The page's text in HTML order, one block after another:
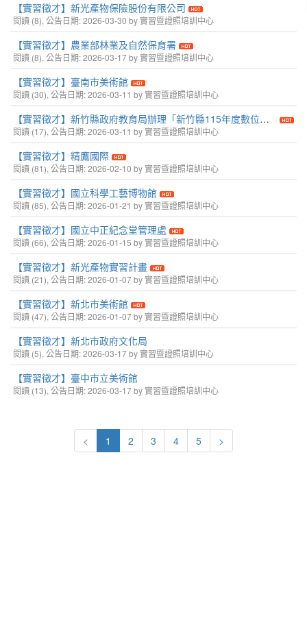
【實習徵才】新光產物保險股份有限公司
閱讀 (8), 公告日期: 2026-03-30 by 實習暨證照培訓中心
【實習徵才】農業部林業及自然保育署
閱讀 (8), 公告日期: 2026-03-17 by 實習暨證照培訓中心
【實習徵才】臺南市美術館
閱讀 (30), 公告日期: 2026-03-11 by 實習暨證照培訓中心
【實習徵才】新竹縣政府教育局辦理「新竹縣115年度數位創新青年培育就業計畫」
閱讀 (17), 公告日期: 2026-03-11 by 實習暨證照培訓中心
【實習徵才】精鷹國際
閱讀 (81), 公告日期: 2026-02-10 by 實習暨證照培訓中心
【實習徵才】國立科學工藝博物館
閱讀 (85), 公告日期: 2026-01-21 by 實習暨證照培訓中心
【實習徵才】國立中正紀念堂管理處
閱讀 (66), 公告日期: 2026-01-15 by 實習暨證照培訓中心
【實習徵才】新光產物實習計畫
閱讀 (21), 公告日期: 2026-01-07 by 實習暨證照培訓中心
【實習徵才】新北市美術館
閱讀 (47), 公告日期: 2026-01-07 by 實習暨證照培訓中心
【實習徵才】新北市政府文化局
閱讀 (5), 公告日期: 2026-03-17 by 實習暨證照培訓中心
【實習徵才】臺中市立美術館
閱讀 (13), 公告日期: 2026-03-17 by 實習暨證照培訓中心
< 1 2 3 4 5 >